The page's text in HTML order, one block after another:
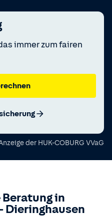
immer zum fairen
der HUK-COBURG VVaG
in
-Dieringhausen